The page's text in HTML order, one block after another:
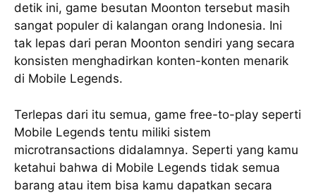
detik ini, game besutan Moonton tersebut masih
sangat populer di kalangan orang Indonesia. Ini
tak lepas dari peran Moonton sendiri yang secara
konsisten menghadirkan konten-konten menarik
di Mobile Legends.
Terlepas dari itu semua, game free-to-play seperti
Mobile Legends tentu miliki sistem
microtransactions didalamnya. Seperti yang kamu
ketahui bahwa di Mobile Legends tidak semua
barang atau item bisa kamu dapatkan secara